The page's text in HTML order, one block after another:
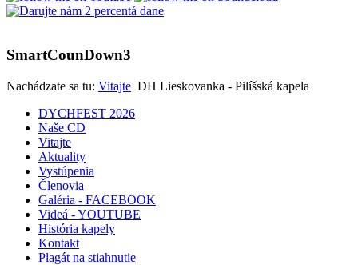
SmartCounDown3
Nachádzate sa tu: Vitajte DH Lieskovanka - Pilíšská kapela
DYCHFEST 2026
Naše CD
Vitajte
Aktuality
Vystúpenia
Členovia
Galéria - FACEBOOK
Videá - YOUTUBE
História kapely
Kontakt
Plagát na stiahnutie